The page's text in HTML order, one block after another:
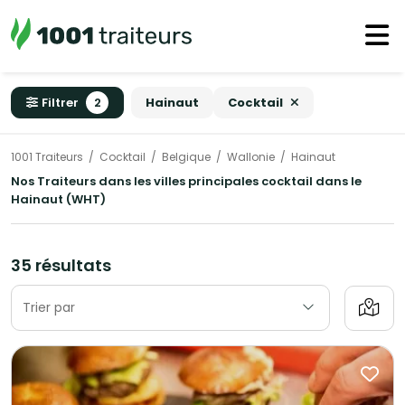
Filtrer 2 Hainaut Cocktail
1001 Traiteurs Cocktail Belgique Wallonie Hainaut
Nos Traiteurs dans les villes principales cocktail dans le
Hainaut (WHT)
35 résultats
Trier par